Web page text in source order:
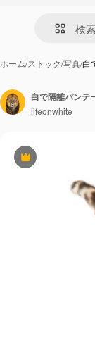
ホーム/ストック/写真/白
Premium
白で隔離パンテ
lifeonwhite